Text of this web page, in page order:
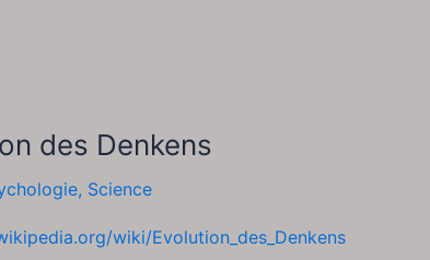
des Denkens
, Science
wiki/Evolution_des_Denkens